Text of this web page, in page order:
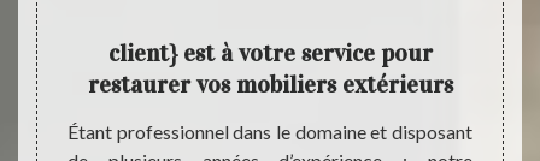
client} est à votre service pour
restaurer vos mobiliers extérieurs
Étant professionnel dans le domaine et disposant
se